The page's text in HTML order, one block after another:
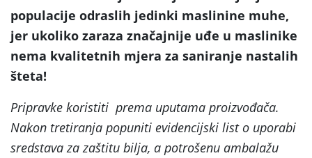
populacije odraslih jedinki maslinine muhe,
jer ukoliko zaraza značajnije uđe u maslinike
nema kvalitetnih mjera za saniranje nastalih
šteta!
Pripravke koristiti prema uputama proizvođača.
Nakon tretiranja popuniti evidencijski list o uporabi
sredstava za zaštitu bilja, a potrošenu ambalažu